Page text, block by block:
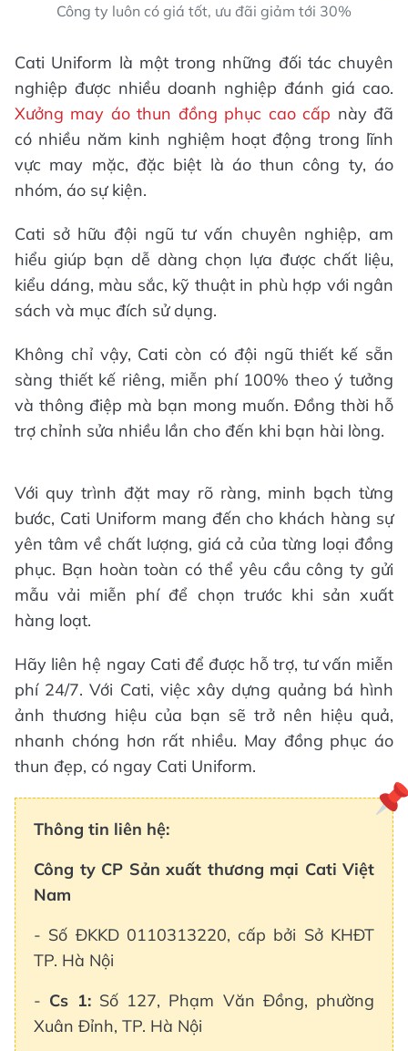
Công ty luôn có giá tốt, ưu đãi giảm tới 30%
Cati Uniform là một trong những đối tác chuyên
nghiệp được nhiều doanh nghiệp đánh giá cao.
Xưởng may áo thun đồng phục cao cấp này đã
có nhiều năm kinh nghiệm hoạt động trong lĩnh
vực may mặc, đặc biệt là áo thun công ty, áo
nhóm, áo sự kiện.
Cati sở hữu đội ngũ tư vấn chuyên nghiệp, am
hiểu giúp bạn dễ dàng chọn lựa được chất liệu,
kiểu dáng, màu sắc, kỹ thuật in phù hợp với ngân
sách và mục đích sử dụng.
Không chỉ vậy, Cati còn có đội ngũ thiết kế sẵn
sàng thiết kế riêng, miễn phí 100% theo ý tưởng
và thông điệp mà bạn mong muốn. Đồng thời hỗ
trợ chỉnh sửa nhiều lần cho đến khi bạn hài lòng.
Với quy trình đặt may rõ ràng, minh bạch từng
bước, Cati Uniform mang đến cho khách hàng sự
yên tâm về chất lượng, giá cả của từng loại đồng
phục. Bạn hoàn toàn có thể yêu cầu công ty gửi
mẫu vải miễn phí để chọn trước khi sản xuất
hàng loạt.
Hãy liên hệ ngay Cati để được hỗ trợ, tư vấn miễn
phí 24/7. Với Cati, việc xây dựng quảng bá hình
ảnh thương hiệu của bạn sẽ trở nên hiệu quả,
nhanh chóng hơn rất nhiều. May đồng phục áo
thun đẹp, có ngay Cati Uniform.
Thông tin liên hệ:
Công ty CP Sản xuất thương mại Cati Việt
Nam
- Số ĐKKD 0110313220, cấp bởi Sở KHĐT
TP. Hà Nội
- Cs 1:Số 127, Phạm Văn Đồng, phường
Xuân Đỉnh, TP. Hà Nội